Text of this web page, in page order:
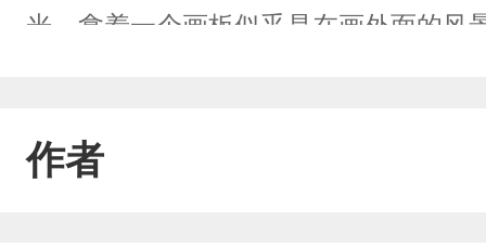
光，拿着一个画板似乎是在画外面的风
着金框眼镜，这种反差给了段渊致命
作者